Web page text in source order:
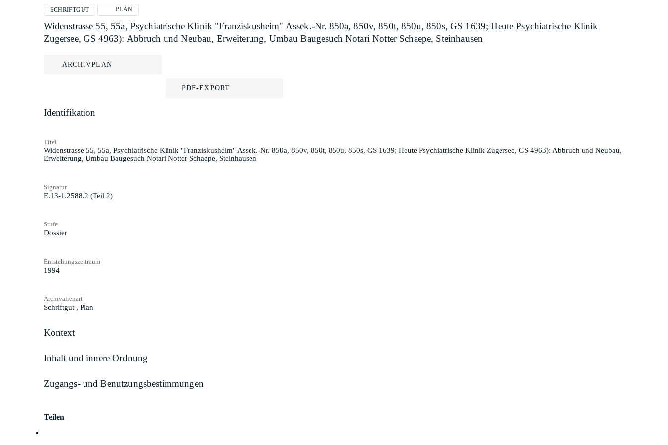
SCHRIFTGUT PLAN
Widenstrasse 55, 55a, Psychiatrische Klinik "Franziskusheim" Assek.-Nr. 850a, 850v, 850t, 850u, 850s, GS 1639; Heute Psychiatrische Klinik
Zugersee, GS 4963): Abbruch und Neubau, Erweiterung, Umbau Baugesuch Notari Notter Schaepe, Steinhausen
ARCHIVPLAN
PDF-EXPORT
Identifikation
Titel
Widenstrasse 55, 55a, Psychiatrische Klinik "Franziskusheim" Assek.-Nr. 850a, 850v, 850t, 850u, 850s, GS 1639; Heute Psychiatrische Klinik Zugersee, GS 4963): Abbruch und Neubau,
Erweiterung, Umbau Baugesuch Notari Notter Schaepe, Steinhausen
Signatur
E.13-1.2588.2 (Teil 2)
Stufe
Dossier
Entstehungszeitraum
1994
Archivalienart
Schriftgut , Plan
Kontext
Inhalt und innere Ordnung
Zugangs- und Benutzungsbestimmungen
Teilen